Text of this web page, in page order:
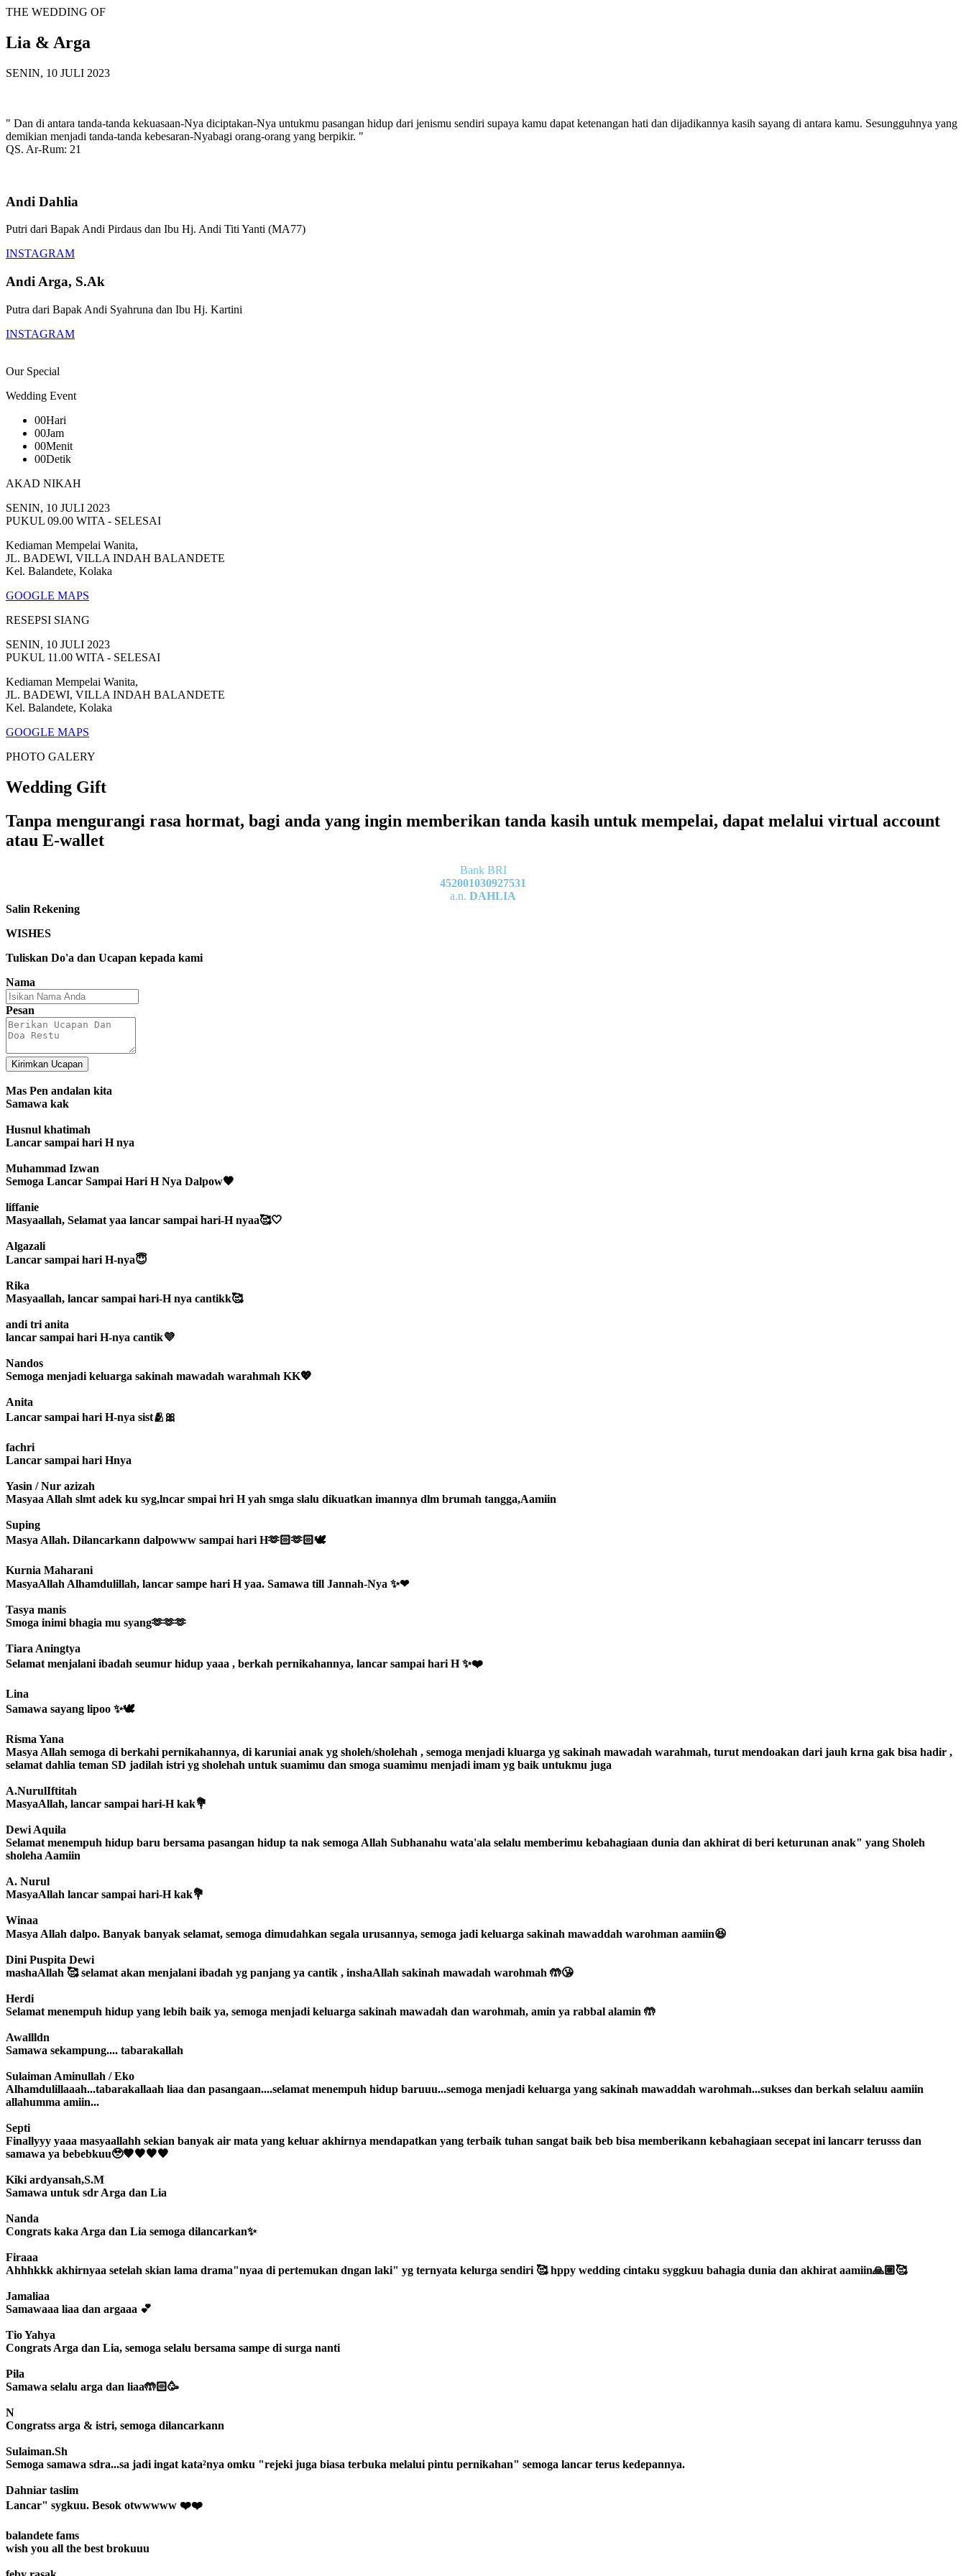
THE WEDDING OF
Lia & Arga
SENIN, 10 JULI 2023
" Dan di antara tanda-tanda kekuasaan-Nya diciptakan-Nya untukmu pasangan hidup dari jenismu sendiri supaya kamu dapat ketenangan hati dan dijadikannya kasih sayang di antara kamu. Sesungguhnya yang
demikian menjadi tanda-tanda kebesaran-Nyabagi orang-orang yang berpikir. "
QS. Ar-Rum: 21
Andi Dahlia
Putri dari Bapak Andi Pirdaus dan Ibu Hj. Andi Titi Yanti (MA77)
INSTAGRAM
Andi Arga, S.Ak
Putra dari Bapak Andi Syahruna dan Ibu Hj. Kartini
INSTAGRAM
Our Special
Wedding Event
00Hari
00Jam
00Menit
00Detik
AKAD NIKAH
SENIN, 10 JULI 2023
PUKUL 09.00 WITA - SELESAI
Kediaman Mempelai Wanita,
JL. BADEWI, VILLA INDAH BALANDETE
Kel. Balandete, Kolaka
GOOGLE MAPS
RESEPSI SIANG
SENIN, 10 JULI 2023
PUKUL 11.00 WITA - SELESAI
Kediaman Mempelai Wanita,
JL. BADEWI, VILLA INDAH BALANDETE
Kel. Balandete, Kolaka
GOOGLE MAPS
PHOTO GALERY
Wedding Gift
Tanpa mengurangi rasa hormat, bagi anda yang ingin memberikan tanda kasih untuk mempelai, dapat melalui virtual account
atau E-wallet
Bank BRI
452001030927531
a.n. DAHLIA
Salin Rekening
WISHES
Tuliskan Do'a dan Ucapan kepada kami
Nama
Pesan
Kirimkan Ucapan
Mas Pen andalan kita
Samawa kak
Husnul khatimah
Lancar sampai hari H nya
Muhammad Izwan
Semoga Lancar Sampai Hari H Nya Dalpow🖤
liffanie
Masyaallah, Selamat yaa lancar sampai hari-H nyaa🥰🤍
Algazali
Lancar sampai hari H-nya😇
Rika
Masyaallah, lancar sampai hari-H nya cantikk🥰
andi tri anita
lancar sampai hari H-nya cantik💜
Nandos
Semoga menjadi keluarga sakinah mawadah warahmah KK💖
Anita
Lancar sampai hari H-nya sist🫂🎀
fachri
Lancar sampai hari Hnya
Yasin / Nur azizah
Masyaa Allah slmt adek ku syg,lncar smpai hri H yah smga slalu dikuatkan imannya dlm brumah tangga,Aamiin
Suping
Masya Allah. Dilancarkann dalpowww sampai hari H🫶🏻🫶🏻🕊️
Kurnia Maharani
MasyaAllah Alhamdulillah, lancar sampe hari H yaa. Samawa till Jannah-Nya ✨❤
Tasya manis
Smoga inimi bhagia mu syang🫶🫶🫶
Tiara Aningtya
Selamat menjalani ibadah seumur hidup yaaa , berkah pernikahannya, lancar sampai hari H ✨❤️
Lina
Samawa sayang lipoo ✨🕊
Risma Yana
Masya Allah semoga di berkahi pernikahannya, di karuniai anak yg sholeh/sholehah , semoga menjadi kluarga yg sakinah mawadah warahmah, turut mendoakan dari jauh krna gak bisa hadir ,
selamat dahlia teman SD jadilah istri yg sholehah untuk suamimu dan smoga suamimu menjadi imam yg baik untukmu juga
A.NurulIftitah
MasyaAllah, lancar sampai hari-H kak💐
Dewi Aquila
Selamat menempuh hidup baru bersama pasangan hidup ta nak semoga Allah Subhanahu wata'ala selalu memberimu kebahagiaan dunia dan akhirat di beri keturunan anak" yang Sholeh
sholeha Aamiin
A. Nurul
MasyaAllah lancar sampai hari-H kak💐
Winaa
Masya Allah dalpo. Banyak banyak selamat, semoga dimudahkan segala urusannya, semoga jadi keluarga sakinah mawaddah warohman aamiin😆
Dini Puspita Dewi
mashaAllah 🥰 selamat akan menjalani ibadah yg panjang ya cantik , inshaAllah sakinah mawadah warohmah 🤲😘
Herdi
Selamat menempuh hidup yang lebih baik ya, semoga menjadi keluarga sakinah mawadah dan warohmah, amin ya rabbal alamin 🤲
Awallldn
Samawa sekampung.... tabarakallah
Sulaiman Aminullah / Eko
Alhamdulillaaah...tabarakallaah liaa dan pasangaan....selamat menempuh hidup baruuu...semoga menjadi keluarga yang sakinah mawaddah warohmah...sukses dan berkah selaluu aamiin
allahumma amiin...
Septi
Finallyyy yaaa masyaallahh sekian banyak air mata yang keluar akhirnya mendapatkan yang terbaik tuhan sangat baik beb bisa memberikann kebahagiaan secepat ini lancarr terusss dan
samawa ya bebebkuu🥹🤎🖤🖤🖤
Kiki ardyansah,S.M
Samawa untuk sdr Arga dan Lia
Nanda
Congrats kaka Arga dan Lia semoga dilancarkan✨
Firaaa
Ahhhkkk akhirnyaa setelah skian lama drama"nyaa di pertemukan dngan laki" yg ternyata kelurga sendiri 🥰 hppy wedding cintaku syggkuu bahagia dunia dan akhirat aamiin🙏🏼🥰
Jamaliaa
Samawaaa liaa dan argaaa 💕
Tio Yahya
Congrats Arga dan Lia, semoga selalu bersama sampe di surga nanti
Pila
Samawa selalu arga dan liaa🤲🏻🥳
N
Congratss arga & istri, semoga dilancarkann
Sulaiman.Sh
Semoga samawa sdra...sa jadi ingat kata²nya omku "rejeki juga biasa terbuka melalui pintu pernikahan" semoga lancar terus kedepannya.
Dahniar taslim
Lancar" sygkuu. Besok otwwwww ❤️❤️
balandete fams
wish you all the best brokuuu